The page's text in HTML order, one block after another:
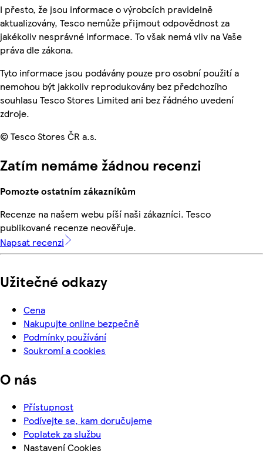
I přesto, že jsou informace o výrobcích pravidelně
aktualizovány, Tesco nemůže přijmout odpovědnost za
jakékoliv nesprávné informace. To však nemá vliv na Vaše
práva dle zákona.
Tyto informace jsou podávány pouze pro osobní použití a
nemohou být jakkoliv reprodukovány bez předchozího
souhlasu Tesco Stores Limited ani bez řádného uvedení
zdroje.
© Tesco Stores ČR a.s.
Zatím nemáme žádnou recenzi
Pomozte ostatním zákazníkům
Recenze na našem webu píší naši zákazníci. Tesco
publikované recenze neověřuje.
Napsat recenzi
Užitečné odkazy
Cena
Nakupujte online bezpečně
Podmínky používání
Soukromí a cookies
O nás
Přístupnost
Podívejte se, kam doručujeme
Poplatek za službu
Nastavení Cookies